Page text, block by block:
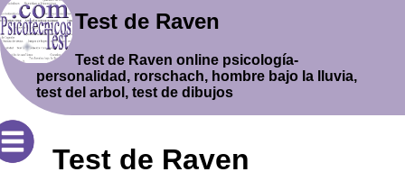
Test de Raven
Test de Raven online psicología-
personalidad, rorschach, hombre bajo la lluvia,
test del arbol, test de dibujos
Test de Raven